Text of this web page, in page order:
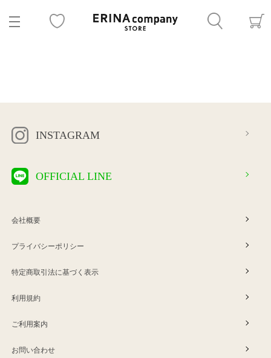
INSTAGRAM
OFFICIAL LINE
会社概要
プライバシーポリシー
特定商取引法に基づく表示
利用規約
ご利用案内
お問い合わせ